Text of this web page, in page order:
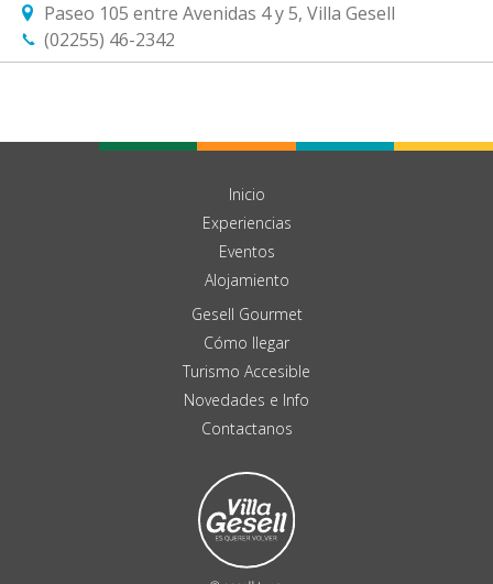
Paseo 105 entre Avenidas 4 y 5, Villa Gesell
(02255) 46-2342
Inicio
Experiencias
Eventos
Alojamiento
Gesell Gourmet
Cómo llegar
Turismo Accesible
Novedades e Info
Contactanos